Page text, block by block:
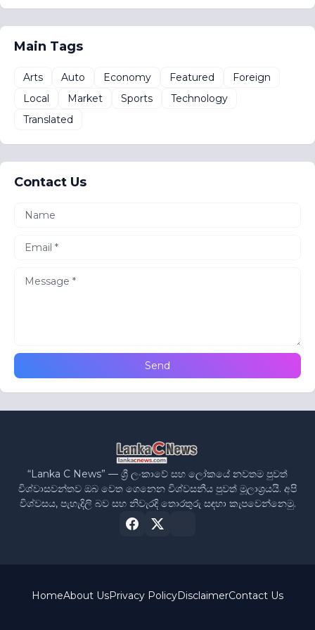
Main Tags
Arts Auto Economy Featured
Foreign
Local
Market Sports
Technology
Translated
Contact Us
“Lanka C News” — ශ්‍රී ලංකාවේ සහ ලෝකයේ නවතම පුවත්
විශ්වාසවන්තව ඔබ වෙත ගෙනෙන විශ්වසනීය පුවත් මූලාශ්‍රයයි. අපි
විශ්වසය, පැහැදිලි බව සහ නිවැරදි තොරතුරු සඳහා කැපවෙන්නෙමු.
HomeAbout UsPrivacy PolicyDisclaimerContact Us